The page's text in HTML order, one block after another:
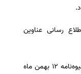
رسانی عناوین
بخش شفاهی ارزیابی جامع مطابق ضوابط شیوه‌نامه ۱۲ بهمن ماه